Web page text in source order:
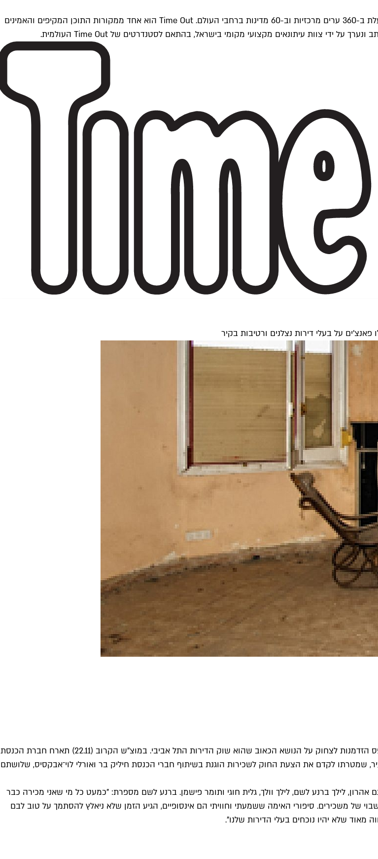
Time Outתל אביב הוא חלק מרשת Time Out Global — רשת מדיה בינלאומית הפועלת ב-360 ערים מרכזיות וב-60 מדינות ברחבי העולם. Time Out הוא אחד ממקורות התוכן המקיפים והאמינים
על בעלי דירות נצלנים ורטיבות בקיר
גם טרנד הסטנד־אפ לא מפספס הזדמנות לצחוק על הנושא הכאוב שהוא שוק הדירות התל אביבי. במוצ"ש הקרוב (22.11) תארח חברת הכנסת
שמטרתו לקדם את הצעת החוק לשכירות הוגנת בשיתוף חברי הכנסת חיליק בר ואורלי לוי־אבקסיס, שלושתם
לילך ברנע לשם, לילך וולך, גלית חוגי ותומר פישמן. ברנע לשם מספרת: "כמעט כל מי שאני מכירה כבר
של משכירים. סיפורי האימה ששמעתי וחוויתי הם אינסופיים, הגיע הזמן שלא ניאלץ להסתמך על טוב לבם
שלא יהיו נוכחים בעלי הדירות שלנו".